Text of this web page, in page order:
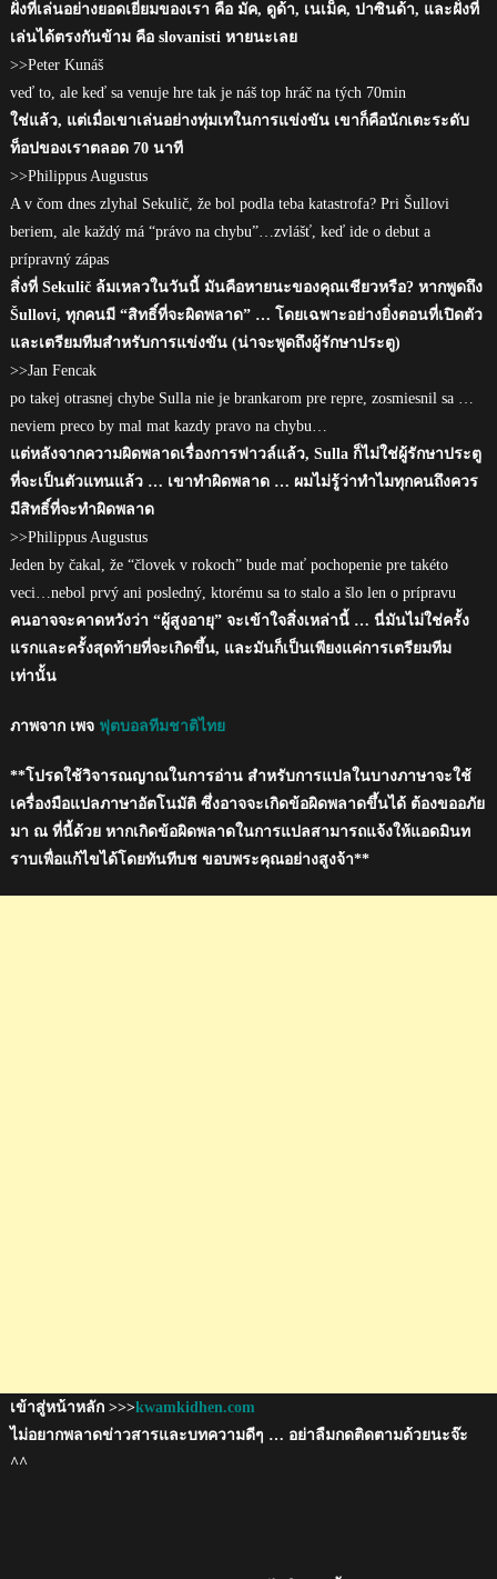
ฝั่งที่เล่นอย่างยอดเยี่ยมของเรา คือ มัค, ดูด้า, เนเม็ค, ปาซินด้า, และฝั่งที่
เล่นได้ตรงกันข้าม คือ slovanisti หายนะเลย
>>Peter Kunáš
veď to, ale keď sa venuje hre tak je náš top hráč na tých 70min
ใช่แล้ว, แต่เมื่อเขาเล่นอย่างทุ่มเทในการแข่งขัน เขาก็คือนักเตะระดับ
ท็อปของเราตลอด 70 นาที
>>Philippus Augustus
A v čom dnes zlyhal Sekulič, že bol podla teba katastrofa? Pri Šullovi
beriem, ale každý má “právo na chybu”…zvlášť, keď ide o debut a
prípravný zápas
สิ่งที่ Sekulič ล้มเหลวในวันนี้ มันคือหายนะของคุณเชียวหรือ? หากพูดถึง
Šullovi, ทุกคนมี “สิทธิ์ที่จะผิดพลาด” … โดยเฉพาะอย่างยิ่งตอนที่เปิดตัว
และเตรียมทีมสำหรับการแข่งขัน (น่าจะพูดถึงผู้รักษาประตู)
>>Jan Fencak
po takej otrasnej chybe Sulla nie je brankarom pre repre, zosmiesnil sa …
neviem preco by mal mat kazdy pravo na chybu…
แต่หลังจากความผิดพลาดเรื่องการฟาวล์แล้ว, Sulla ก็ไม่ใช่ผู้รักษาประตู
ที่จะเป็นตัวแทนแล้ว … เขาทำผิดพลาด … ผมไม่รู้ว่าทำไมทุกคนถึงควร
มีสิทธิ์ที่จะทำผิดพลาด
>>Philippus Augustus
Jeden by čakal, že “človek v rokoch” bude mať pochopenie pre takéto
veci…nebol prvý ani posledný, ktorému sa to stalo a šlo len o prípravu
คนอาจจะคาดหวังว่า “ผู้สูงอายุ” จะเข้าใจสิ่งเหล่านี้ … นี่มันไม่ใช่ครั้ง
แรกและครั้งสุดท้ายที่จะเกิดขึ้น, และมันก็เป็นเพียงแค่การเตรียมทีม
เท่านั้น
ภาพจาก เพจ ฟุตบอลทีมชาติไทย
**โปรดใช้วิจารณญาณในการอ่าน สำหรับการแปลในบางภาษาจะใช้
เครื่องมือแปลภาษาอัตโนมัติ ซึ่งอาจจะเกิดข้อผิดพลาดขึ้นได้ ต้องขออภัย
มา ณ ที่นี้ด้วย หากเกิดข้อผิดพลาดในการแปลสามารถแจ้งให้แอดมินท
ราบเพื่อแก้ไขได้โดยทันทีบช ขอบพระคุณอย่างสูงจ้า**
เข้าสู่หน้าหลัก >>>kwamkidhen.com
ไม่อยากพลาดข่าวสารและบทความดีๆ … อย่าลืมกดติดตามด้วยนะจ๊ะ
^^